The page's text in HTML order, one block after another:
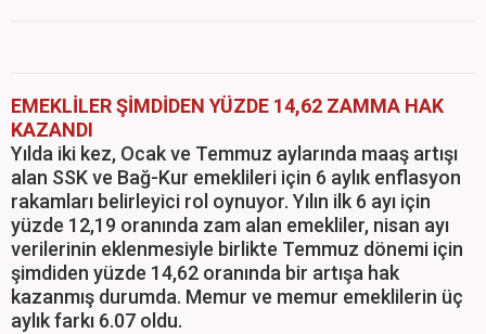
EMEKLİLER ŞİMDİDEN YÜZDE 14,62 ZAMMA HAK
KAZANDI
Yılda iki kez, Ocak ve Temmuz aylarında maaş artışı
alan SSK ve Bağ-Kur emeklileri için 6 aylık enflasyon
rakamları belirleyici rol oynuyor. Yılın ilk 6 ayı için
yüzde 12,19 oranında zam alan emekliler, nisan ayı
verilerinin eklenmesiyle birlikte Temmuz dönemi için
şimdiden yüzde 14,62 oranında bir artışa hak
kazanmış durumda. Memur ve memur emeklilerin üç
aylık farkı 6.07 oldu.